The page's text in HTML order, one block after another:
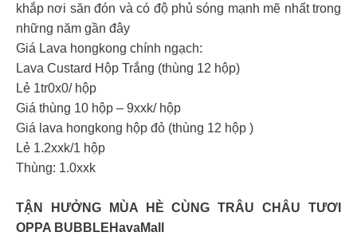
khắp nơi săn đón và có độ phủ sóng mạnh mẽ nhất trong
những năm gần đây
Giá Lava hongkong chính ngạch:
Lava Custard Hộp Trắng (thùng 12 hộp)
Lẻ 1tr0x0/ hộp
Giá thùng 10 hộp – 9xxk/ hộp
Giá lava hongkong hộp đỏ (thùng 12 hộp )
Lẻ 1.2xxk/1 hộp
Thùng: 1.0xxk
TẬN HƯỞNG MÙA HÈ CÙNG TRÂU CHÂU TƯƠI
OPPA BUBBLEHavaMall